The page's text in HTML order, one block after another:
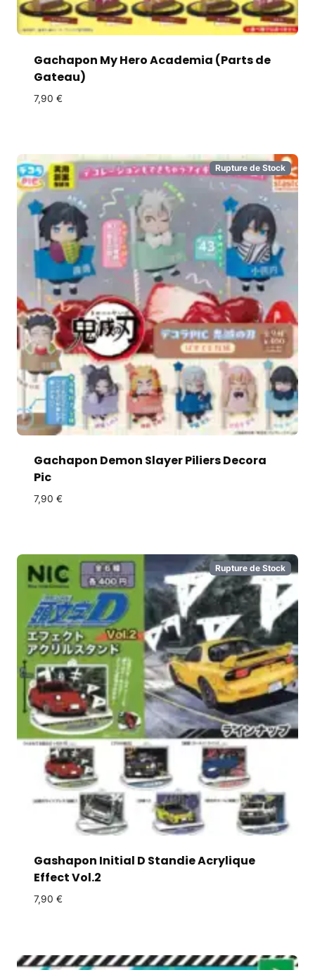
Gachapon My Hero Academia (Parts de
Gateau)
7,90 €
Rupture de Stock
Gachapon Demon Slayer Piliers Decora
Pic
7,90 €
Rupture de Stock
Gashapon Initial D Standie Acrylique
Effect Vol.2
7,90 €